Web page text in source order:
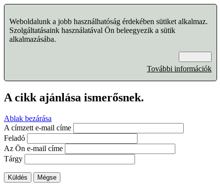
Weboldalunk a jobb használhatóság érdekében sütiket alkalmaz.
Szolgáltatásaink használatával Ön beleegyezik a sütik
alkalmazásába.
További információk
A cikk ajánlása ismerősnek.
Ablak bezárása
A címzett e-mail címe
Feladó
Az Ön e-mail címe
Tárgy
Küldés Mégse